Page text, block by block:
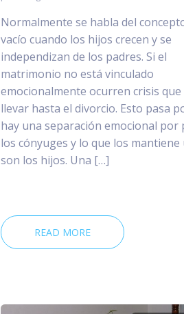
Normalmente se habla del
vacío cuando los hijos crecen y se
independizan de los padres. Si el
matrimonio no está vinculado
emocionalmente ocurren crisis que
llevar hasta el divorcio. Esto pasa
hay una separación emocional por
los cónyuges y lo que los mantiene
son los hijos. Una […]
READ MORE